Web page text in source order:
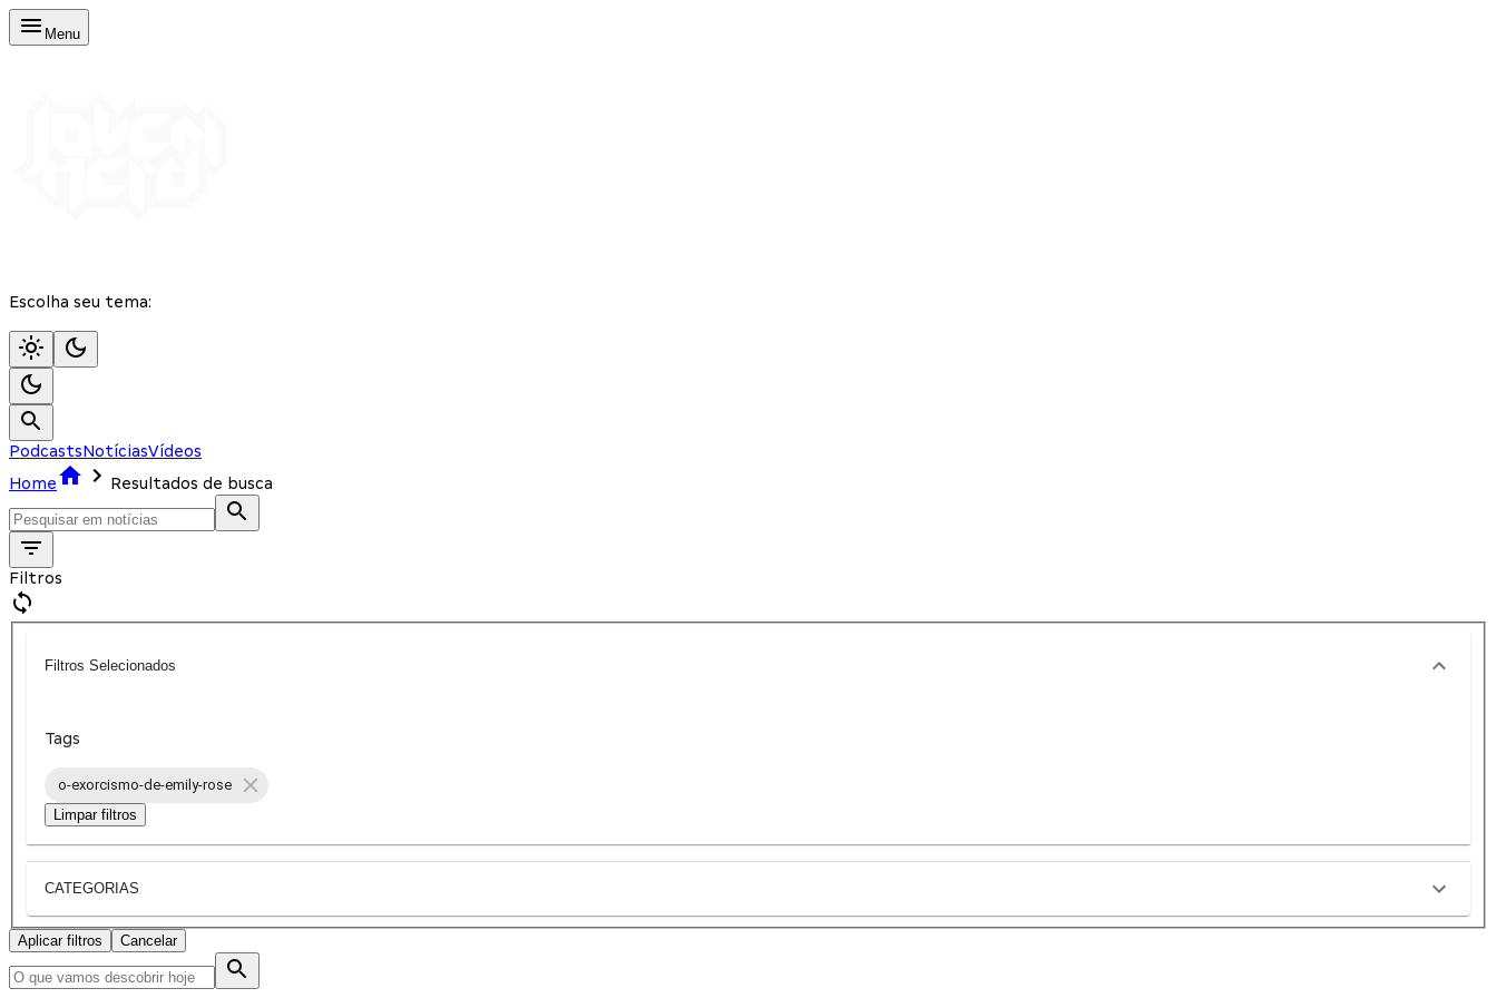
Menu
Escolha seu tema:
PodcastsNotíciasVídeos
Home
Resultados de busca
Filtros
Filtros Selecionados
Tags
o-exorcismo-de-emily-rose
Limpar filtros
CATEGORIAS
Aplicar filtros Cancelar